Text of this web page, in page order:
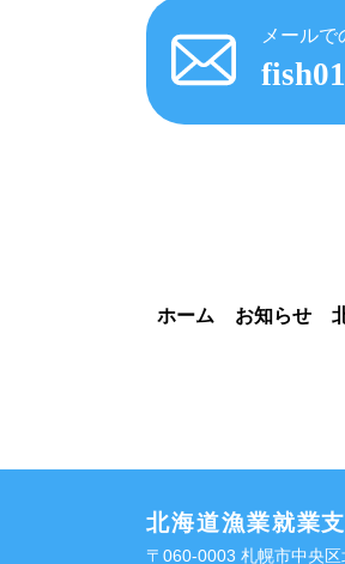
メール
ホーム お知らせ
北海道漁業就業
〒060-0003 札幌市中央